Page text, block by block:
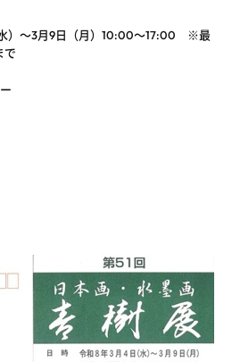
）～3月9日（月）10:00～17:00 ※最
で